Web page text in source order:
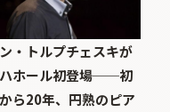
・トルプチェスキが
ホール初登場──初
ら20年、円熟のピア